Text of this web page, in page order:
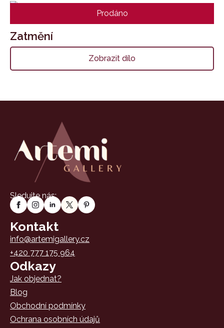
Prodáno
Zatmění
Zobrazit dílo
Sledujte nás:
Kontakt
info@artemigallery.cz
+420 777 175 964
Odkazy
Jak objednat?
Blog
Obchodní podmínky
Ochrana osobních údajů